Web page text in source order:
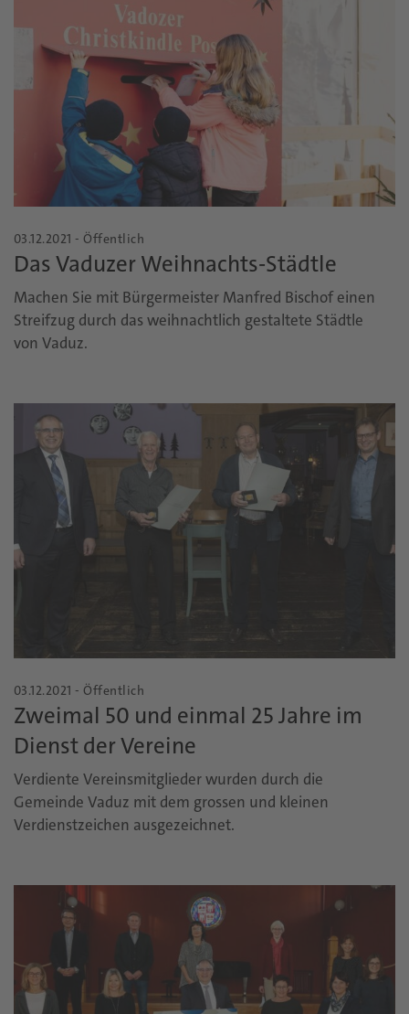
03.12.2021 - Öffentlich
Das Vaduzer Weihnachts-Städtle
Machen Sie mit Bürgermeister Manfred Bischof einen
Streifzug durch das weihnachtlich gestaltete Städtle
von Vaduz.
03.12.2021 - Öffentlich
Zweimal 50 und einmal 25 Jahre im
Dienst der Vereine
Verdiente Vereinsmitglieder wurden durch die
Gemeinde Vaduz mit dem grossen und kleinen
Verdienstzeichen ausgezeichnet.